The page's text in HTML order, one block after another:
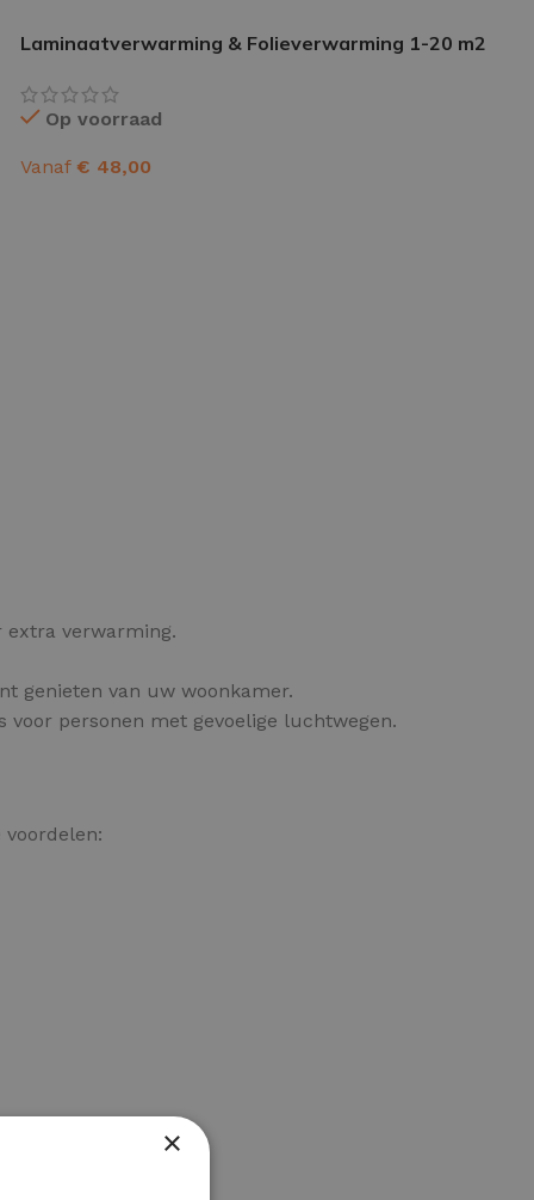
Laminaatverwarming & Folieverwarming 1-20 m2
Op voorraad
Vanaf € 48,00
verwarming.
genieten van uw woonkamer.
personen met gevoelige luchtwegen.
×